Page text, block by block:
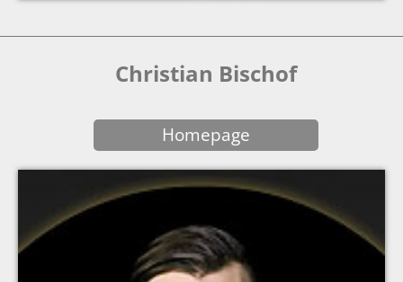
Christian Bischof
Homepage